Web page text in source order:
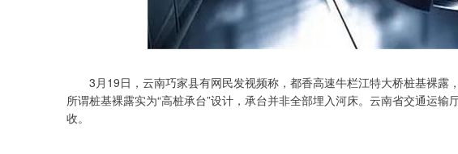
3月19日，云南巧家县有网民发视频称，都香高速牛栏江特大桥桩基裸露
所谓桩基裸露实为“高桩承台”设计，承台并非全部埋入河床。云南省交通运
收。